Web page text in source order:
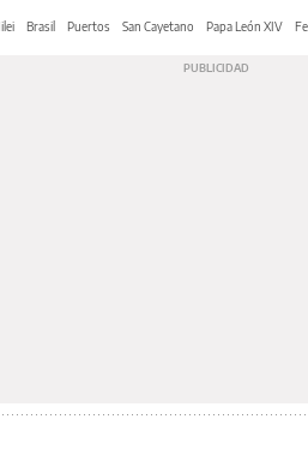
Brasil Puertos San Cayetano Papa León XIV